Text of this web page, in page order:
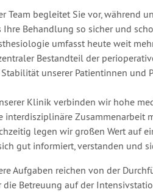
Team begleitet Sie vor, während
Ihre Behandlung so sicher und
umfasst heute weit
Bestandteil der
unserer Patientinnen und
Klinik verbinden wir hohe
interdisziplinäre Zusammenarbeit
legen wir großen Wert auf
gut informiert, verstanden und
Aufgaben reichen von der
die Betreuung auf der